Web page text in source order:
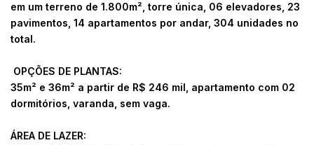
em um terreno de 1.800m², torre única, 06 elevadores, 23
pavimentos, 14 apartamentos por andar, 304 unidades no
total.
OPÇÕES DE PLANTAS:
35m² e 36m² a partir de R$ 246 mil, apartamento com 02
dormitórios, varanda, sem vaga.
ÁREA DE LAZER: